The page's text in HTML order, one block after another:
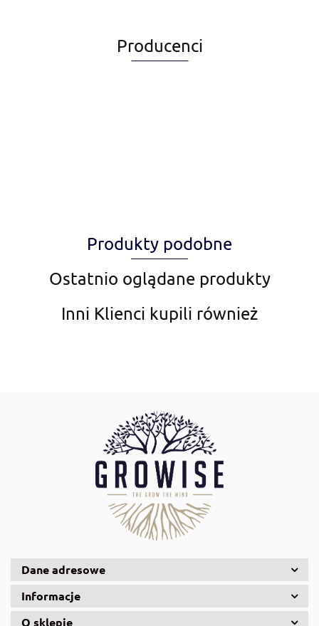
Producenci
Amiplay
AquaDella
Produkty podobne
Ostatnio oglądane produkty
Inni Klienci kupili również
Dane adresowe
Informacje
O sklepie